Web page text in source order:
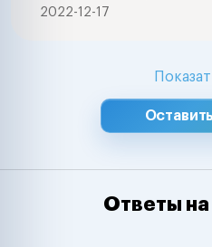
2022-12-17
Ответы